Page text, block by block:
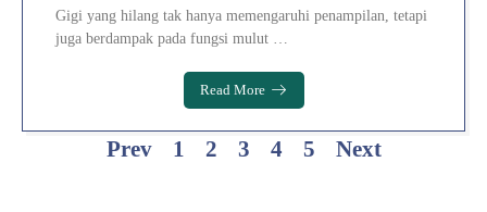
Gigi yang hilang tak hanya memengaruhi penampilan, tetapi
juga berdampak pada fungsi mulut …
Read More
Prev 1 2 3 4 5 Next